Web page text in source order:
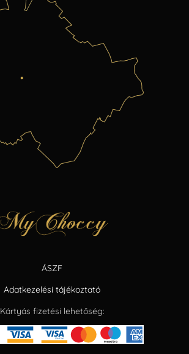
ÁSZF
Adatkezelési tájékoztató
Kártyás fizetési lehetőség: